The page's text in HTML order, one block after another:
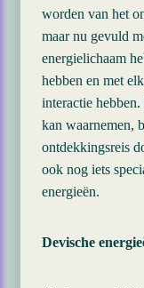
worden van het
maar nu gevuld
energielichaam
hebben en met
interactie
kan waarnemen,
ontdekkingsreis
ook nog iets
energieën.
Devische